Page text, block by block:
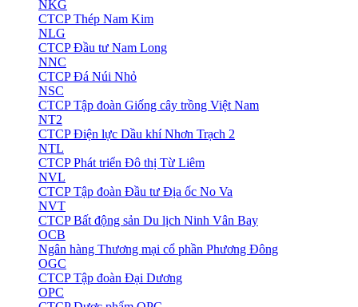
NKG
CTCP Thép Nam Kim
NLG
CTCP Đầu tư Nam Long
NNC
CTCP Đá Núi Nhỏ
NSC
CTCP Tập đoàn Giống cây trồng Việt Nam
NT2
CTCP Điện lực Dầu khí Nhơn Trạch 2
NTL
CTCP Phát triển Đô thị Từ Liêm
NVL
CTCP Tập đoàn Đầu tư Địa ốc No Va
NVT
CTCP Bất động sản Du lịch Ninh Vân Bay
OCB
Ngân hàng Thương mại cổ phần Phương Đông
OGC
CTCP Tập đoàn Đại Dương
OPC